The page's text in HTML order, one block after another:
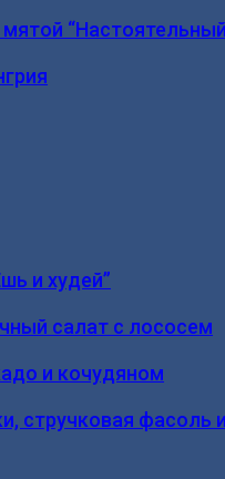
и худей”
салат с лососем
и кочудяном
стручковая фасоль